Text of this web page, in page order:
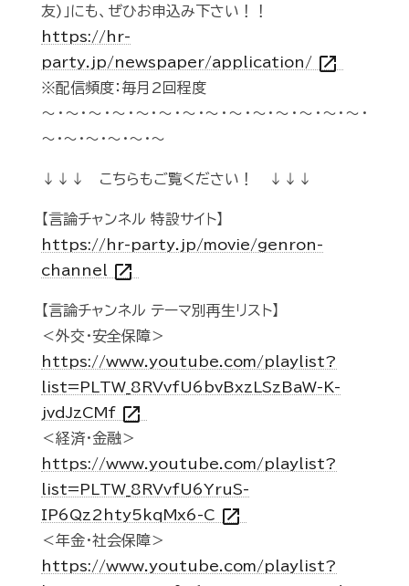
友)」にも、ぜひお申込み下さい！！
https://hr-
party.jp/newspaper/application/ open_in_new
※配信頻度：毎月2回程度
～・～・～・～・～・～・～・～・～・～・～・～・～・～・
～・～・～・～・～・～
↓↓↓ こちらもご覧ください！ ↓↓↓
【言論チャンネル 特設サイト】
https://hr-party.jp/movie/genron-
channel open_in_new
【言論チャンネル テーマ別再生リスト】
＜外交・安全保障＞
https://www.youtube.com/playlist?
list=PLTW_8RVvfU6bvBxzLSzBaW-K-
jvdJzCMf open_in_new
＜経済・金融＞
https://www.youtube.com/playlist?
list=PLTW_8RVvfU6YruS-
IP6Qz2hty5kqMx6-C open_in_new
＜年金・社会保障＞
https://www.youtube.com/playlist?